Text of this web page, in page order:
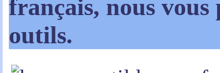
français, nous vous
outils.